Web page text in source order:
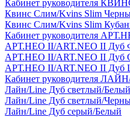
Кабинет руководителя
Квинс Слим/Kvins Slim
Квинс Слим/Kvins Slim
Кабинет руководителя
АРТ.НЕО II/ART.NEO II Дуб
АРТ.НЕО II/ART.NEO II Дуб
АРТ.НЕО II/ART.NEO II Дуб
Кабинет руководителя
Лайн/Line Дуб светлый/Белый
Лайн/Line Дуб светлый/
Лайн/Line Дуб серый/Белый